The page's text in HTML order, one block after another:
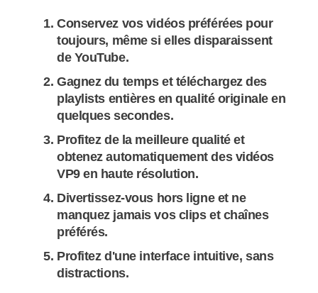
Conservez vos vidéos préférées pour
toujours, même si elles disparaissent
de YouTube.
Gagnez du temps et téléchargez des
playlists entières en qualité originale en
quelques secondes.
Profitez de la meilleure qualité et
obtenez automatiquement des vidéos
VP9 en haute résolution.
Divertissez-vous hors ligne et ne
manquez jamais vos clips et chaînes
préférés.
Profitez d'une interface intuitive, sans
distractions.